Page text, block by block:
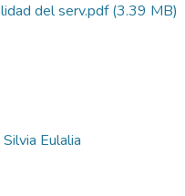
del serv.pdf(3.39 MB)
Eulalia